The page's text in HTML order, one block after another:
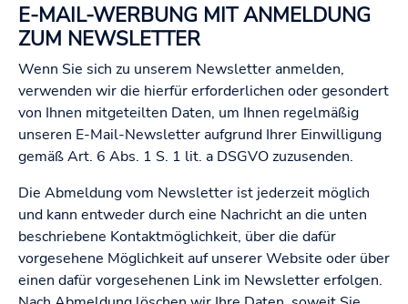
E-MAIL-WERBUNG MIT ANMELDUNG
ZUM NEWSLETTER
Wenn Sie sich zu unserem Newsletter anmelden,
verwenden wir die hierfür erforderlichen oder gesondert
von Ihnen mitgeteilten Daten, um Ihnen regelmäßig
unseren E-Mail-Newsletter aufgrund Ihrer Einwilligung
gemäß Art. 6 Abs. 1 S. 1 lit. a DSGVO zuzusenden.
Die Abmeldung vom Newsletter ist jederzeit möglich
und kann entweder durch eine Nachricht an die unten
beschriebene Kontaktmöglichkeit, über die dafür
vorgesehene Möglichkeit auf unserer Website oder über
einen dafür vorgesehenen Link im Newsletter erfolgen.